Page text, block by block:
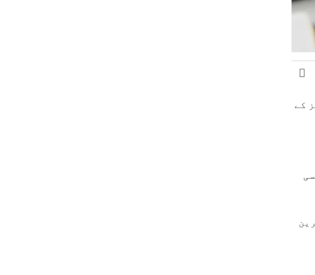
کے